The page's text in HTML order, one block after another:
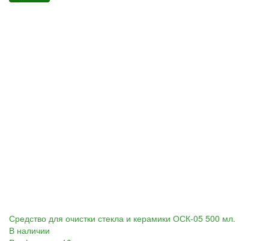
Средство для очистки стекла и керамики ОСК-05 500 мл.
В наличии